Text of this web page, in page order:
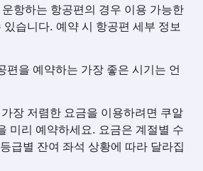
항하는 항공편의 경우 이용 가능한
습니다. 예약 시 항공편 세부 정보
편을 예약하는 가장 좋은 시기는 언
장 저렴한 요금을 이용하려면 쿠알
미리 예약하세요. 요금은 계절별 수
급별 잔여 좌석 상황에 따라 달라집